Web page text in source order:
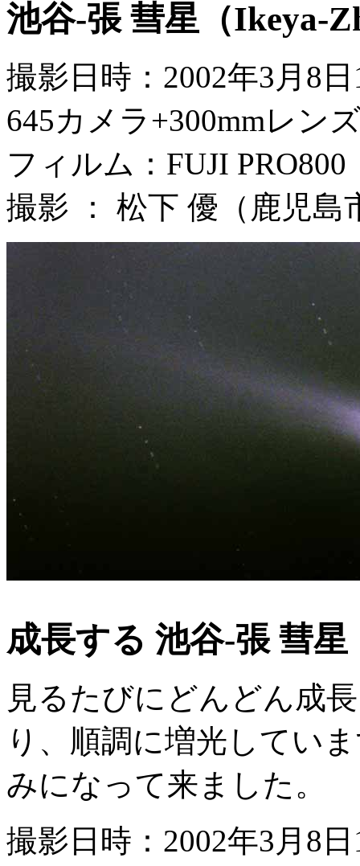
池谷-張 彗星（Ikeya-
撮影日時：2002年3月8
645カメラ+300mmレン
フィルム：FUJI PRO800
撮影 ： 松下 優（鹿児島
成長する 池谷-張 彗
見るたびにどんどん成
り、順調に増光してい
みになって来ました。
撮影日時：2002年3月8